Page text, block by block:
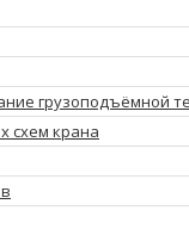
грузоподъёмной
схем крана